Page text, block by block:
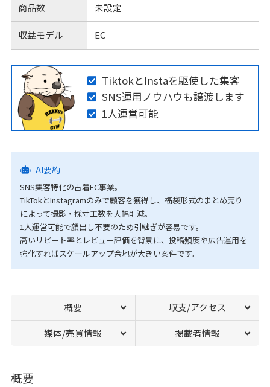
商品数 未設定
収益モデル EC
TiktokとInstaを駆使した集客
SNS運用ノウハウも譲渡します
1人運営可能
AI要約
SNS集客特化の古着EC事業。
TikTokとInstagramのみで顧客を獲得し、福袋形式のまとめ売り
によって撮影・採寸工数を大幅削減。
1人運営可能で顔出し不要のため引継ぎが容易です。
高いリピート率とレビュー評価を背景に、投稿頻度や広告運用を
強化すればスケールアップ余地が大きい案件です。
概要 収支/アクセス
媒体/売買情報 掲載者情報
概要